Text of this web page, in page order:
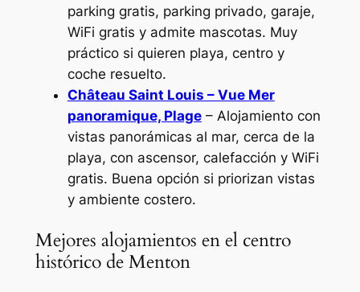
parking gratis, parking privado, garaje,
WiFi gratis y admite mascotas. Muy
práctico si quieren playa, centro y
coche resuelto.
Château Saint Louis – Vue Mer
panoramique, Plage– Alojamiento con
vistas panorámicas al mar, cerca de la
playa, con ascensor, calefacción y WiFi
gratis. Buena opción si priorizan vistas
y ambiente costero.
Mejores alojamientos en el centro
histórico de Menton